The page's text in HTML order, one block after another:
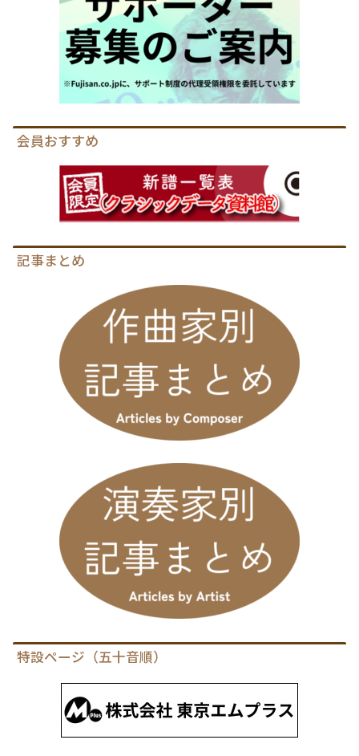
会員おすすめ
記事まとめ
特設ページ（五十音順）